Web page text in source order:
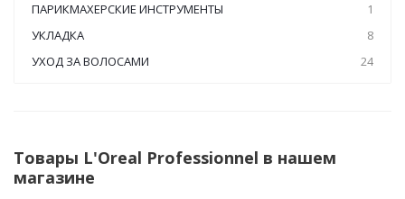
ПАРИКМАХЕРСКИЕ ИНСТРУМЕНТЫ
1
УКЛАДКА
8
УХОД ЗА ВОЛОСАМИ
24
Товары L'Oreal Professionnel в нашем
магазине